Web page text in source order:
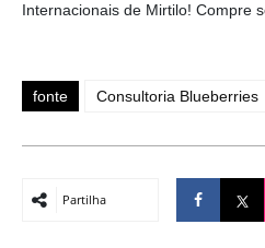
Internacionais de Mirtilo! Compre
fonte Consultoria Blueberries
Partilha